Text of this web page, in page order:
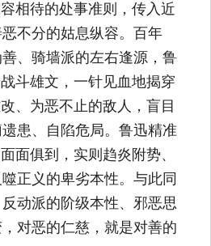
相待的处事准则，传入近
不分的姑息纵容。百年
、骑墙派的左右逢源，鲁
斗雄文，一针见血地揭穿
、为恶不止的敌人，盲目
患、自陷危局。鲁迅精准
面俱到，实则趋炎附势、
正义的卑劣本性。与此同
动派的阶级本性、邪恶思
对恶的仁慈，就是对善的